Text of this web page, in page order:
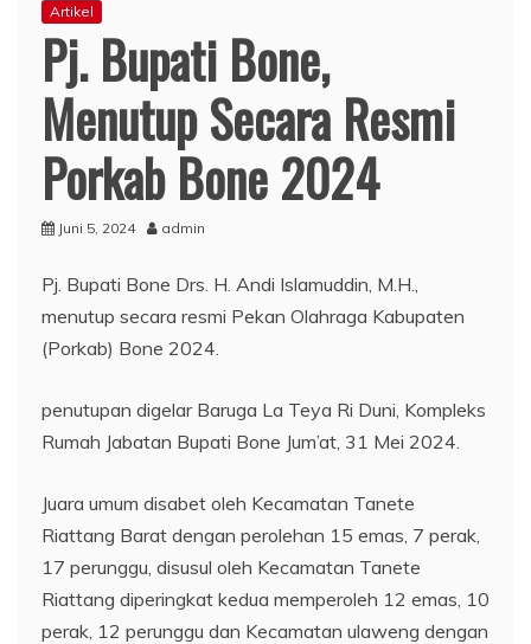
Artikel
Pj. Bupati Bone,
Menutup Secara Resmi
Porkab Bone 2024
Juni 5, 2024 admin
Pj. Bupati Bone Drs. H. Andi Islamuddin, M.H.,
menutup secara resmi Pekan Olahraga Kabupaten
(Porkab) Bone 2024.
penutupan digelar Baruga La Teya Ri Duni, Kompleks
Rumah Jabatan Bupati Bone Jum’at, 31 Mei 2024.
Juara umum disabet oleh Kecamatan Tanete
Riattang Barat dengan perolehan 15 emas, 7 perak,
17 perunggu, disusul oleh Kecamatan Tanete
Riattang diperingkat kedua memperoleh 12 emas, 10
perak, 12 perunggu dan Kecamatan ulaweng dengan